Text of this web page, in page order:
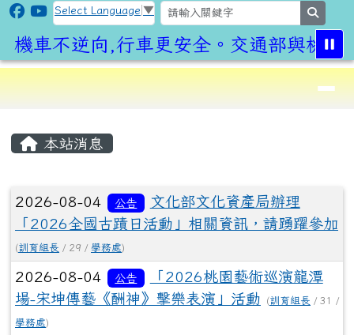
跳至主內容區
CLPS Site
Select Language ▼
機車不逆向,行車更安全。交通部與桃園
⏸
導覽列
本站消息
文章列表
2026-08-04 公告
文化部文化資產局辦理
「2026全國古蹟日活動」相關資訊，請踴躍參加
(訓育組長 / 29 / 學務處)
2026-08-04 公告
「2026桃園藝術巡演龍潭
場-宋坤傳藝《酬神》擊樂表演」活動
(訓育組長 / 31 /
學務處)